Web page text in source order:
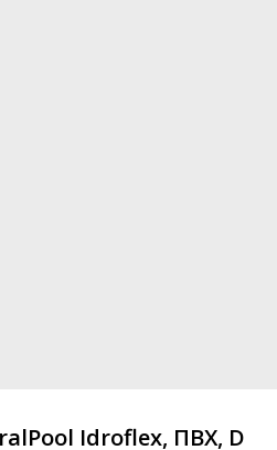
Idroflex, ПВХ, D